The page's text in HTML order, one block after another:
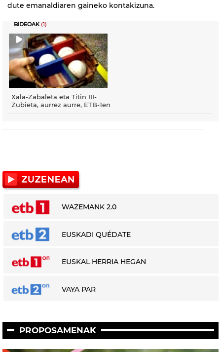
dute emanaldiaren gaineko kontakizuna.
BIDEOAK (1)
Xala-Zabaleta eta Titin III-
Zubieta, aurrez aurre, ETB-1en
WAZEMANK 2.0
EUSKADI QUÉDATE
EUSKAL HERRIA HEGAN
VAYA PAR
PROPOSAMENAK